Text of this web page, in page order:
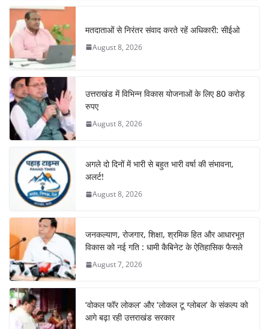
b
o
o
k
A
p
p
m n
मतदाताओं से निरंतर संवाद करते रहें अधिकारी: सीईओ
August 8, 2026
उत्तराखंड में विभिन्न विकास योजनाओं के लिए 80 करोड़
रुपए
August 8, 2026
अगले दो दिनों में भारी से बहुत भारी वर्षा की संभावना,
अलर्ट!
August 8, 2026
जनकल्याण, रोजगार, शिक्षा, श्रमिक हित और आधारभूत
विकास को नई गति : धामी कैबिनेट के ऐतिहासिक फैसले
August 7, 2026
‘वोकल फॉर लोकल’ और ‘लोकल टू ग्लोबल’ के संकल्प को
आगे बढ़ा रही उत्तराखंड सरकार